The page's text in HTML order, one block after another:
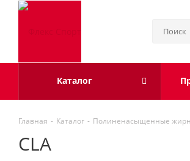
Каталог
Главная - Каталог - Полиненасыщенные
CLA